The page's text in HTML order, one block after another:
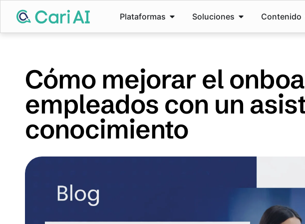
Plataformas Soluciones Contenido
Cómo mejorar el
empleados con un
conocimiento